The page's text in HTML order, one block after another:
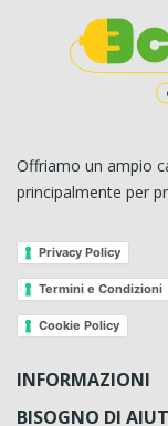
Offriamo un ampio
principalmente per
Privacy Policy
Termini e Condizioni
Cookie Policy
INFORMAZIONI
BISOGNO DI